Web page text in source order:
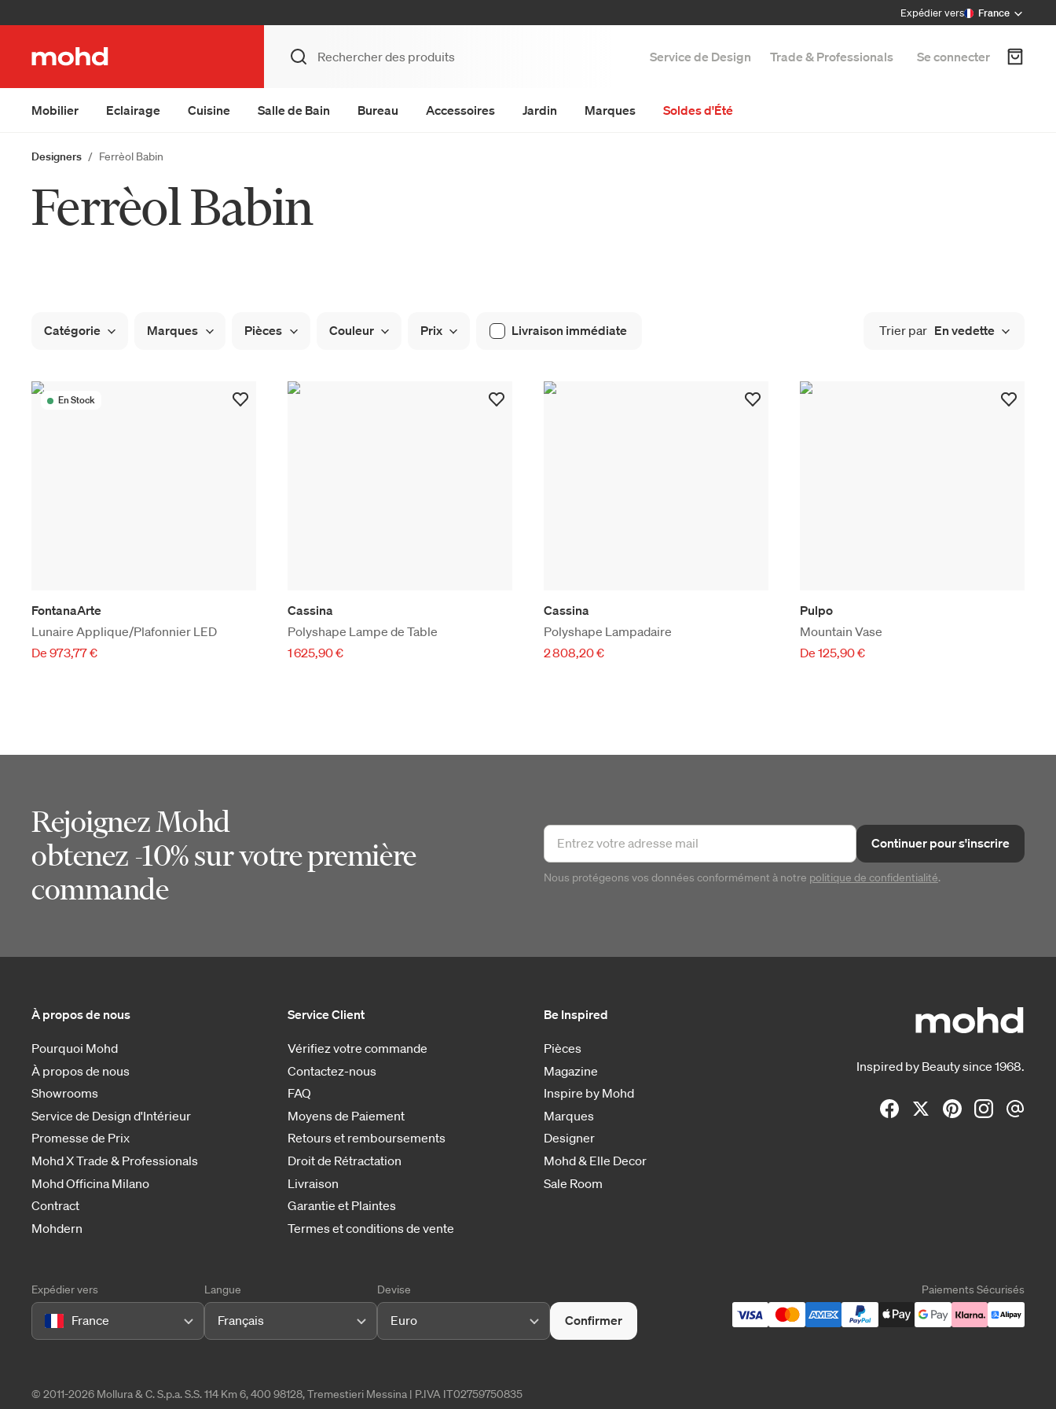
Expédier vers France
Service de Design Trade & Professionals Se connecter
Mobilier Eclairage Cuisine Salle de Bain Bureau Accessoires Jardin Marques Soldes d'Été
Designers Ferrèol Babin
Ferrèol Babin
Catégorie Marques Pièces Couleur Prix Livraison immédiate Trier par En vedette
En Stock
FontanaArte
Lunaire Applique/Plafonnier LED
De 973,77 €
Cassina
Polyshape Lampe de Table
1 625,90 €
Cassina
Polyshape Lampadaire
2 808,20 €
Pulpo
Mountain Vase
De 125,90 €
Rejoignez Mohd
obtenez -10% sur votre première
commande
Continuer pour s'inscrire
Nous protégeons vos données conformément à notre politique de confidentialité.
Inspired by Beauty since 1968.
À propos de nous
Pourquoi Mohd
À propos de nous
Showrooms
Service de Design d'Intérieur
Promesse de Prix
Mohd X Trade & Professionals
Mohd Officina Milano
Contract
Mohdern
Service Client
Vérifiez votre commande
Contactez-nous
FAQ
Moyens de Paiement
Retours et remboursements
Droit de Rétractation
Livraison
Garantie et Plaintes
Termes et conditions de vente
Be Inspired
Pièces
Magazine
Inspire by Mohd
Marques
Designer
Mohd & Elle Decor
Sale Room
Expédier vers
France
Langue
Français
Devise
Euro Confirmer
Paiements Sécurisés
© 2011-2026 Mollura & C. S.p.a. S.S. 114 Km 6, 400 98128, Tremestieri Messina | P.IVA IT02759750835